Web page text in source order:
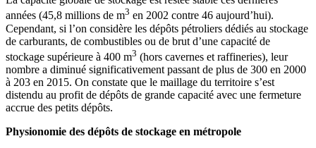
années (45,8 millions de m3 en 2002 contre 46 aujourd’hui).
Cependant, si l’on considère les dépôts pétroliers dédiés au stockage
de carburants, de combustibles ou de brut d’une capacité de
stockage supérieure à 400 m3 (hors cavernes et raffineries), leur
nombre a diminué significativement passant de plus de 300 en 2000
à 203 en 2015. On constate que le maillage du territoire s’est
distendu au profit de dépôts de grande capacité avec une fermeture
accrue des petits dépôts.
Physionomie des dépôts de stockage en métropole